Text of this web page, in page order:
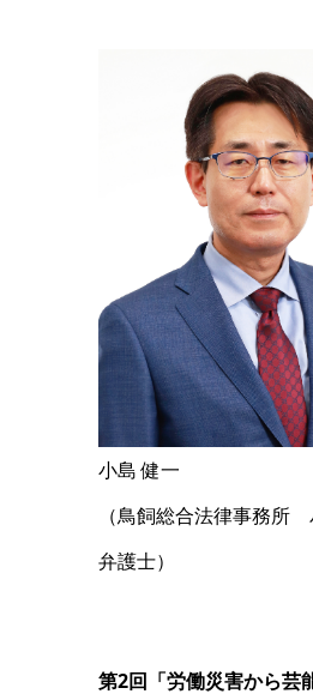
小島 健一
（鳥飼総合法律事務所
弁護士）
第2回「労働災害から芸